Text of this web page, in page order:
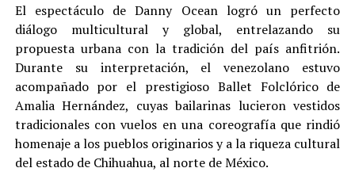
El espectáculo de Danny Ocean logró un perfecto
diálogo multicultural y global, entrelazando su
propuesta urbana con la tradición del país anfitrión.
Durante su interpretación, el venezolano estuvo
acompañado por el prestigioso Ballet Folclórico de
Amalia Hernández, cuyas bailarinas lucieron vestidos
tradicionales con vuelos en una coreografía que rindió
homenaje a los pueblos originarios y a la riqueza cultural
del estado de Chihuahua, al norte de México.